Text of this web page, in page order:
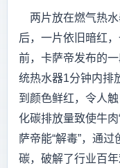
两片放在燃气热水
后，一片依旧暗红
前，卡萨帝发布的
统热水器1分钟内排
到颜色鲜红，令人
化碳排放量致使牛
萨帝能“解毒”，通
碳，破解了行业百年